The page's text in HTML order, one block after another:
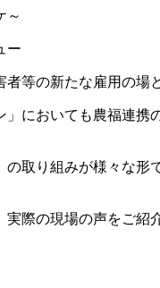
～
ー
等の新たな雇用の
においても農福連
取り組みが様々な
際の現場の声をご紹